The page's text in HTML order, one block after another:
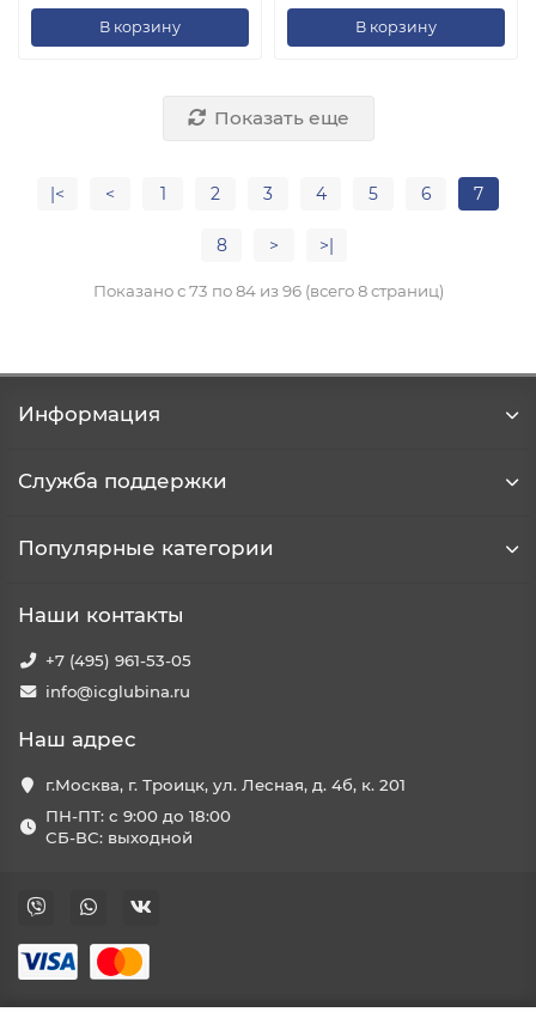
В корзину В корзину
Показать еще
|< < 1 2 3 4 5 6 7
8 > >|
Показано с 73 по 84 из 96 (всего 8 страниц)
Информация
Служба поддержки
Популярные категории
Наши контакты
+7 (495) 961-53-05
info@icglubina.ru
Наш адрес
г.Москва, г. Троицк, ул. Лесная, д. 4б, к. 201
ПН-ПТ: с 9:00 до 18:00
СБ-ВС: выходной